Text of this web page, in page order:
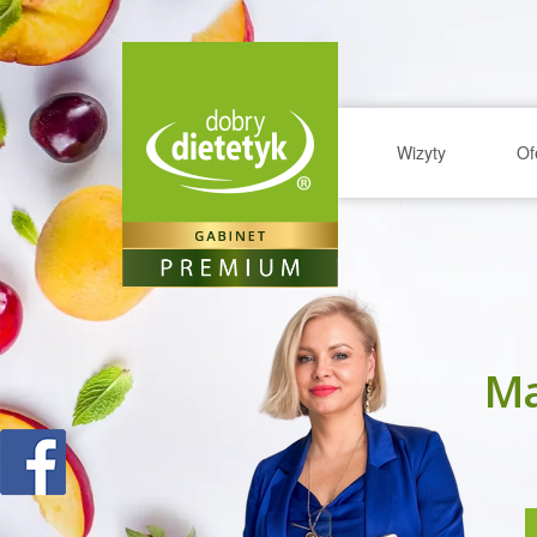
Wizyty